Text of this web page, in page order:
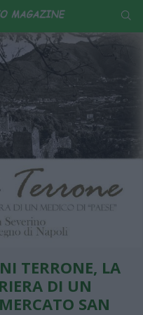
TERRONE, LA
DI UN
SAN